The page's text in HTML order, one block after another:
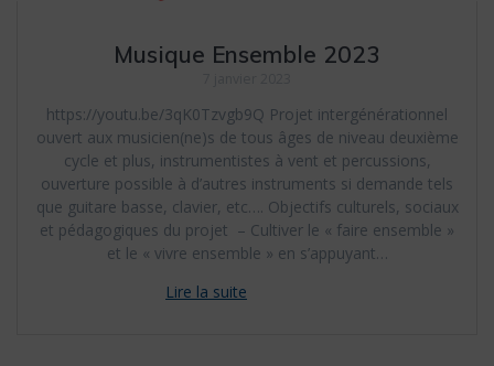
Musique Ensemble 2023
https://youtu.be/3qK0Tzvgb9Q Projet intergénérationnel
ouvert aux musicien(ne)s de tous âges de niveau deuxième
cycle et plus, instrumentistes à vent et percussions,
ouverture possible à d’autres instruments si demande tels
que guitare basse, clavier, etc…. Objectifs culturels, sociaux
et pédagogiques du projet – Cultiver le « faire ensemble »
et le « vivre ensemble » en s’appuyant…